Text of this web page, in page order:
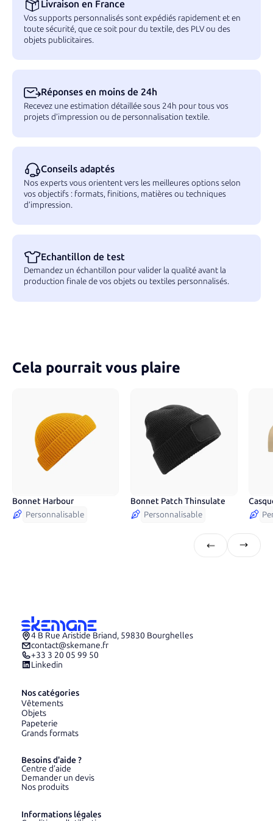
Livraison en France
Vos supports personnalisés sont expédiés rapidement et en
toute sécurité, que ce soit pour du textile, des PLV ou des
objets publicitaires.
Réponses en moins de 24h
Recevez une estimation détaillée sous 24h pour tous vos
projets d’impression ou de personnalisation textile.
Conseils adaptés
Nos experts vous orientent vers les meilleures options selon
vos objectifs : formats, finitions, matières ou techniques
d’impression.
Echantillon de test
Demandez un échantillon pour valider la qualité avant la
production finale de vos objets ou textiles personnalisés.
Cela pourrait vous plaire
5couleurs
Bonnet Harbour
Personnalisable
3couleurs
Bonnet Patch Thinsulate
Personnalisable
16
4 B Rue Aristide Briand, 59830 Bourghelles
contact@skemane.fr
+33 3 20 05 99 50
Linkedin
Nos catégories
Vêtements
Objets
Papeterie
Grands formats
Besoins d'aide ?
Centre d’aide
Demander un devis
Nos produits
Informations légales